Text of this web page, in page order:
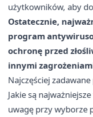
użytkowników, aby
Ostatecznie,
program
ochronę przed
innymi
Najczęściej
Jakie są
uwagę przy wyborze